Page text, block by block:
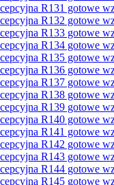
R131 gotowe
R132 gotowe
R133 gotowe
R134 gotowe
R135 gotowe
R136 gotowe
R137 gotowe
R138 gotowe
R139 gotowe
R140 gotowe
R141 gotowe
R142 gotowe
R143 gotowe
R144 gotowe
R145 gotowe